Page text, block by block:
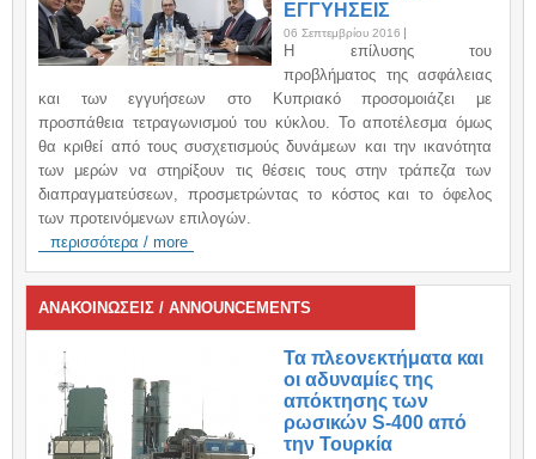
ΕΓΓΥΗΣΕΙΣ
06 Σεπτεμβρίου 2016
H επίλυσης του
προβλήματος της ασφάλειας
και των εγγυήσεων στο Κυπριακό προσομοιάζει με
προσπάθεια τετραγωνισμού του κύκλου. Το αποτέλεσμα όμως
θα κριθεί από τους συσχετισμούς δυνάμεων και την ικανότητα
των μερών να στηρίξουν τις θέσεις τους στην τράπεζα των
διαπραγματεύσεων, προσμετρώντας το κόστος και το όφελος
των προτεινόμενων επιλογών.
περισσότερα / more
ΑΝΑΚΟΙΝΩΣΕΙΣ / ANNOUNCEMENTS
Τα πλεονεκτήματα και
οι αδυναμίες της
απόκτησης των
ρωσικών S-400 από
την Τουρκία